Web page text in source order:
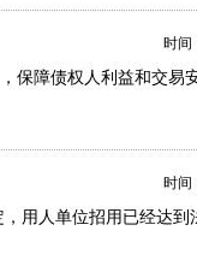
时间
保障债权人利益和交易
时间
用人单位招用已经达到